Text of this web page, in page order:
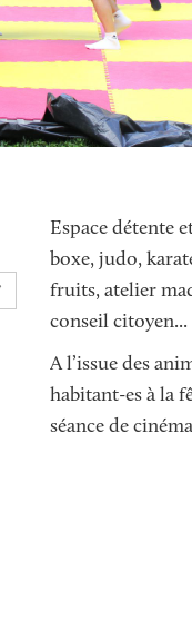
À
!
ET
ET JARDINS
Espace détente
boxe, judo,
fruits, atelier
conseil citoyen...
A l’issue des
habitant-es à la
séance de